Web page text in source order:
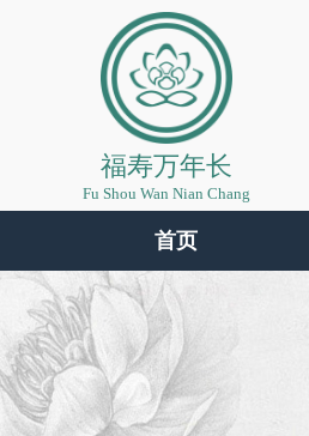
福寿万年长
Fu Shou Wan Nian Chang
首页